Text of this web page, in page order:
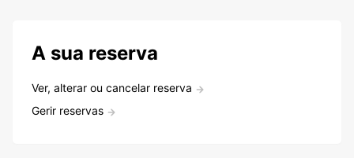
A sua reserva
Ver, alterar ou cancelar reserva
Gerir reservas